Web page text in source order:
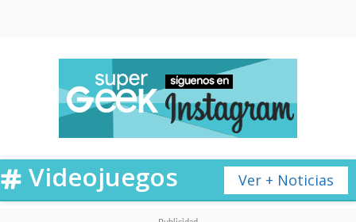
Ver + Noticias
Videojuegos